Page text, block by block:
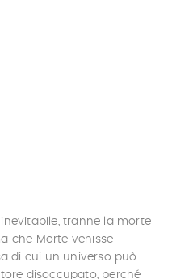
tranne la morte
che Morte venisse
di cui un universo può
disoccupato, perché